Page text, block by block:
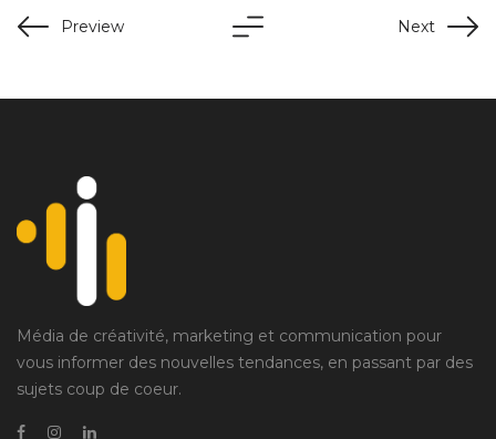
Preview Next
Média de créativité, marketing et communication pour
vous informer des nouvelles tendances, en passant par des
sujets coup de coeur.